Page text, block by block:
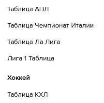
Таблица АПЛ
Таблица Чемпионат Италии
Таблица Ла Лига
Лига 1 Таблица
Хоккей
Таблица КХЛ